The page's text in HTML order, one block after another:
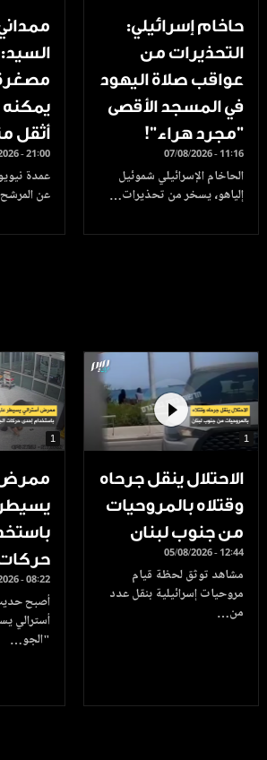
حاخام إسرائيلي:
التحذيرات من
عواقب صلاة اليهود
في المسجد الأقصى
"مجرد هراء"!
07/08/2026 - 11:16
الحاخام الإسرائيلي شموئيل
إلياهو، يسخر من تحذيرات…
يمكنه
أثقل
- 21:00
عمدة
عن
1
الاحتلال ينقل جرحاه
وقتلاه بالمروحيات
من جنوب لبنان
05/08/2026 - 12:44
مشاهد توثق لحظة قيام
مروحيات إسرائيلية بنقل عدد
من…
1
ممرض
- 08:22
أصبح
أسترالي
"الجو…